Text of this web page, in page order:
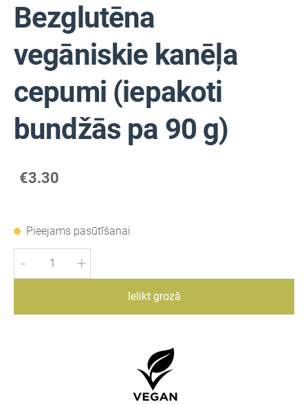
Bezglutēna
vegāniskie kanēļa
cepumi (iepakoti
bundžās pa 90 g)
€3.30
Pieejams pasūtīšanai
- +
Ielikt grozā